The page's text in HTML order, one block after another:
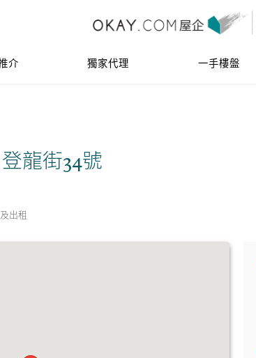
介 獨家代理 一手樓盤
登龍街34號
出租